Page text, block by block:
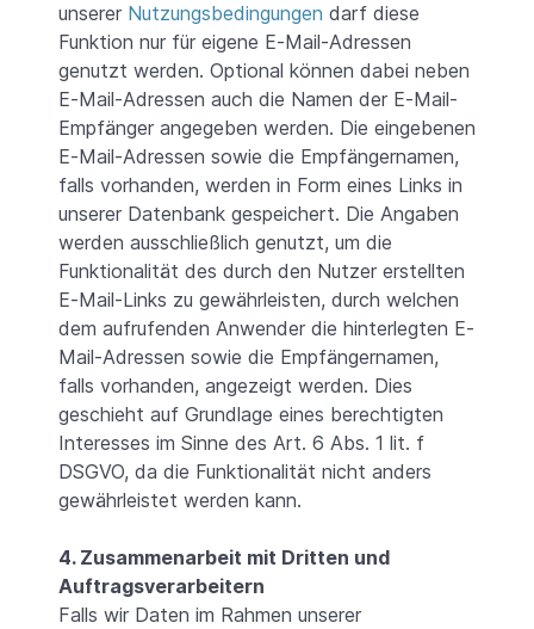
unserer Nutzungsbedingungen darf diese
Funktion nur für eigene E-Mail-Adressen
genutzt werden. Optional können dabei neben
E-Mail-Adressen auch die Namen der E-Mail-
Empfänger angegeben werden. Die eingebenen
E-Mail-Adressen sowie die Empfängernamen,
falls vorhanden, werden in Form eines Links in
unserer Datenbank gespeichert. Die Angaben
werden ausschließlich genutzt, um die
Funktionalität des durch den Nutzer erstellten
E-Mail-Links zu gewährleisten, durch welchen
dem aufrufenden Anwender die hinterlegten E-
Mail-Adressen sowie die Empfängernamen,
falls vorhanden, angezeigt werden. Dies
geschieht auf Grundlage eines berechtigten
Interesses im Sinne des Art. 6 Abs. 1 lit. f
DSGVO, da die Funktionalität nicht anders
gewährleistet werden kann.
4. Zusammenarbeit mit Dritten und
Auftragsverarbeitern
Falls wir Daten im Rahmen unserer